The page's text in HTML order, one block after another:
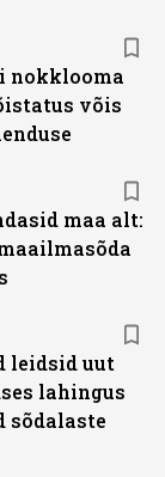
nokklooma
võis
maa alt:
leidsid uut
lahingus
sõdalaste